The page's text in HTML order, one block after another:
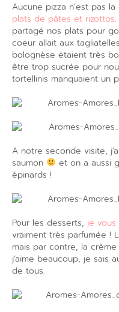
Aucune pizza n’est pas
plats de pâtes et rizottos
partagé nos plats pour
coeur allait aux
bolognèse étaient très
être trop sucrée pour
tortellinis manquaient un
A notre seconde visite,
saumon
et on a aussi
épinards !
Pour les desserts, je
vraiment très parfumée !
mais par contre, la
j’aime beaucoup, je sais
de tous.